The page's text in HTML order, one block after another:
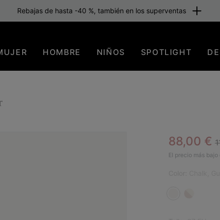
Rebajas de hasta -40 %, también en los superventas
HOMBRE NIÑOS SPOTLIGHT
Sale
88,00 €
El precio más